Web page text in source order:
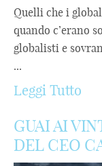
Quelli che i
quando c’erano
globalisti e
...
Leggi Tutto
GUAI AI
DEL CEO